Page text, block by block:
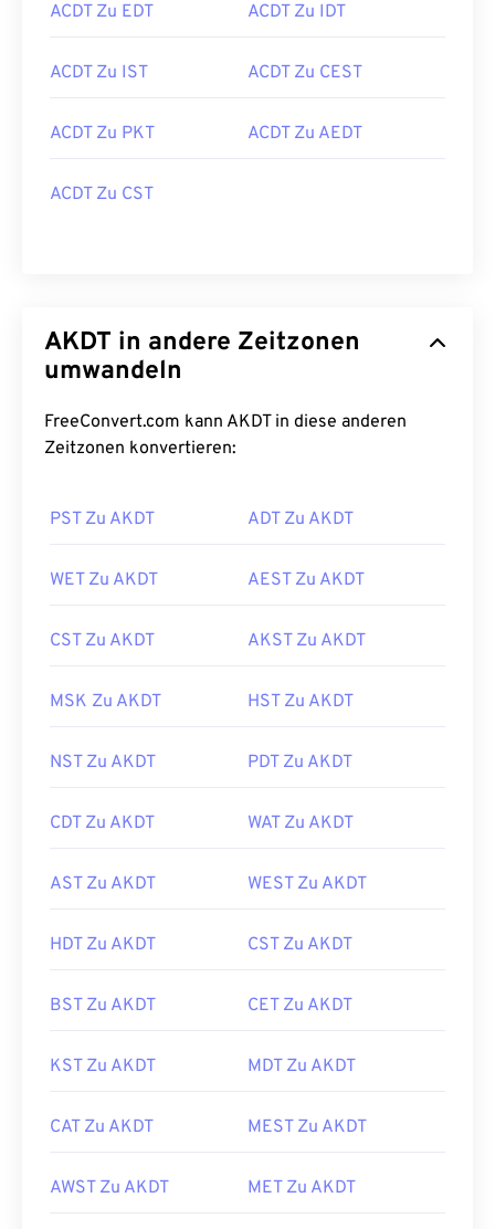
ACDT Zu EDT ACDT Zu IDT
ACDT Zu IST ACDT Zu CEST
ACDT Zu PKT ACDT Zu AEDT
ACDT Zu CST
AKDT in andere Zeitzonen
umwandeln
FreeConvert.com kann AKDT in diese anderen
Zeitzonen konvertieren:
PST Zu AKDT ADT Zu AKDT
WET Zu AKDT AEST Zu AKDT
CST Zu AKDT AKST Zu AKDT
MSK Zu AKDT HST Zu AKDT
NST Zu AKDT PDT Zu AKDT
CDT Zu AKDT WAT Zu AKDT
AST Zu AKDT WEST Zu AKDT
HDT Zu AKDT CST Zu AKDT
BST Zu AKDT CET Zu AKDT
KST Zu AKDT MDT Zu AKDT
CAT Zu AKDT MEST Zu AKDT
AWST Zu AKDT MET Zu AKDT